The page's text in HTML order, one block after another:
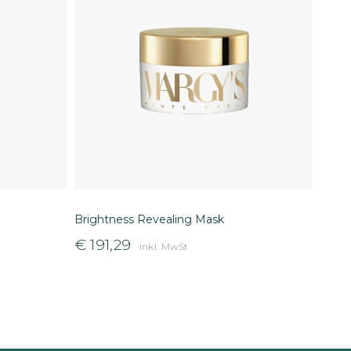
Brightness Revealing Mask
€191,29 inkl. MwSt